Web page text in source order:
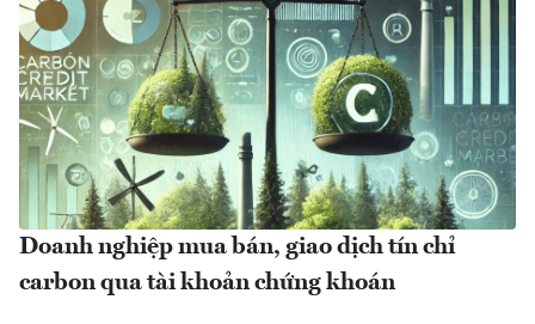
Doanh nghiệp mua bán, giao dịch tín chỉ
carbon qua tài khoản chứng khoán